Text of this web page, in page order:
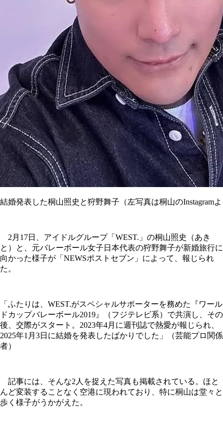
結婚発表した桐山照史と狩野舞子（左写真は桐山のInstagram
2月17日、アイドルグループ「WEST.」の桐山照史（あき
と）と、元バレーボール女子日本代表の狩野舞子が新婚旅行に
向かった様子が「NEWSポストセブン」によって、報じられ
た。
「ふたりは、WEST.がスペシャルサポーターを務めた『ワール
ドカップバレーボール2019』（フジテレビ系）で共演し、その
後、交際がスタート。2023年4月に週刊誌で熱愛が報じられ、
2025年1月3日に結婚を発表したばかりでした」（芸能プロ関係
者）
記事には、そんな2人を捉えた写真も掲載されている。ほと
んど変装することなく空港に現われており、特に桐山は堂々と
歩く様子がうかがえた。